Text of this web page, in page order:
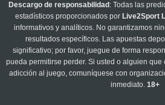
Descargo de responsabilidad : Todas las
estadísticos proporcionados por Live2Sport
informativos y analíticos. No garantizamos
resultados específicos. Las apuestas
significativo; por favor, juegue de forma
pueda permitirse perder. Si usted o alguien
adicción al juego, comuníquese con
inmediato.18+